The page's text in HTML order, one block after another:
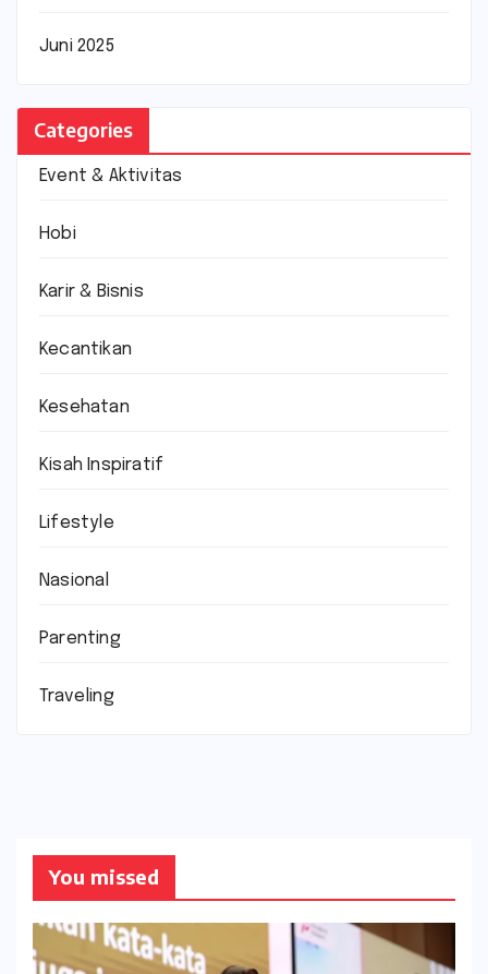
Juni 2025
Categories
Event & Aktivitas
Hobi
Karir & Bisnis
Kecantikan
Kesehatan
Kisah Inspiratif
Lifestyle
Nasional
Parenting
Traveling
You missed